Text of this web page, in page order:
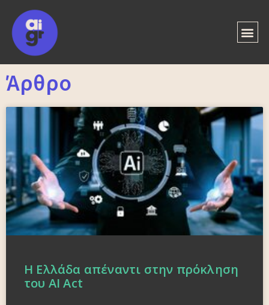
Άρθρο
Η Ελλάδα απέναντι στην πρόκληση
του AI Act